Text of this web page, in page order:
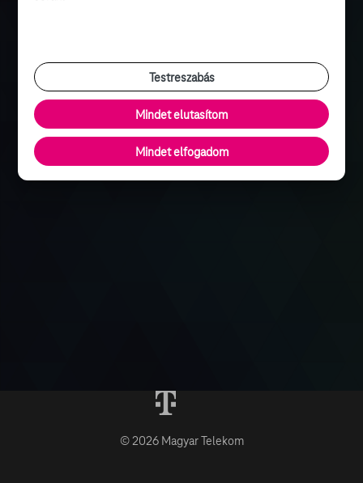
© 2026 Magyar Telekom
Testreszabás
Mindet elutasítom
Mindet elfogadom